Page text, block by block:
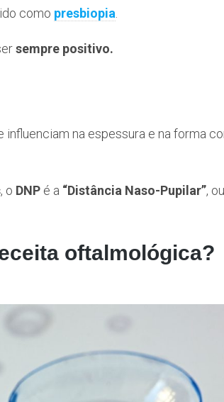
como presbiopia
sempre positivo.
na espessura e na forma
, o DNP é a “Distância Naso-Pupilar”,
oftalmológica?